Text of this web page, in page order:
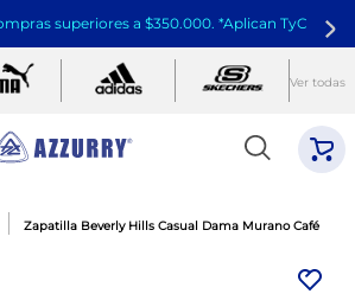
superiores a $350.000. *Aplican TyC
Ver todas
Zapatilla Beverly Hills Casual Dama Murano Café